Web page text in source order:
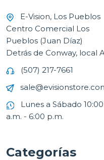
E-Vision, Los Pueblos
Centro Comercial Los
Pueblos (Juan Díaz)
Detrás de Conway, local
(507) 217-7661
Lunes a Sábado 10:00
a.m. - 6:00 p.m.
Categorías